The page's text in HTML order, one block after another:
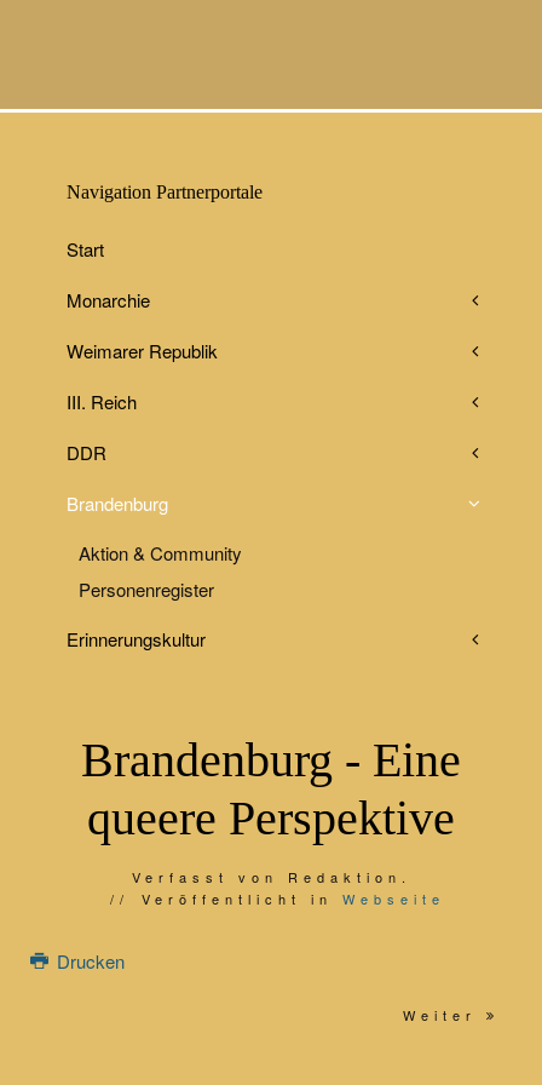
Navigation Partnerportale
Start
Monarchie
Weimarer Republik
III. Reich
DDR
Brandenburg
Aktion & Community
Personenregister
Erinnerungskultur
Brandenburg - Eine
queere Perspektive
Verfasst von Redaktion.
Veröffentlicht in Webseite
Drucken
Weiter